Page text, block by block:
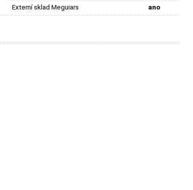
Externí sklad Meguiars ano